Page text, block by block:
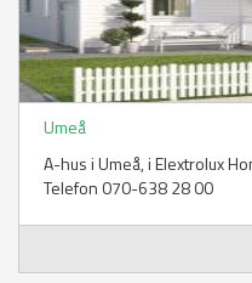
Umeå
A-hus i Umeå, i Elextrolux
Telefon 070-638 28 00